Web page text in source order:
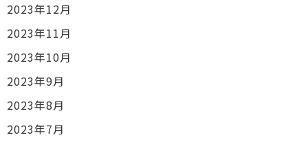
2023年12月
2023年11月
2023年10月
2023年9月
2023年8月
2023年7月